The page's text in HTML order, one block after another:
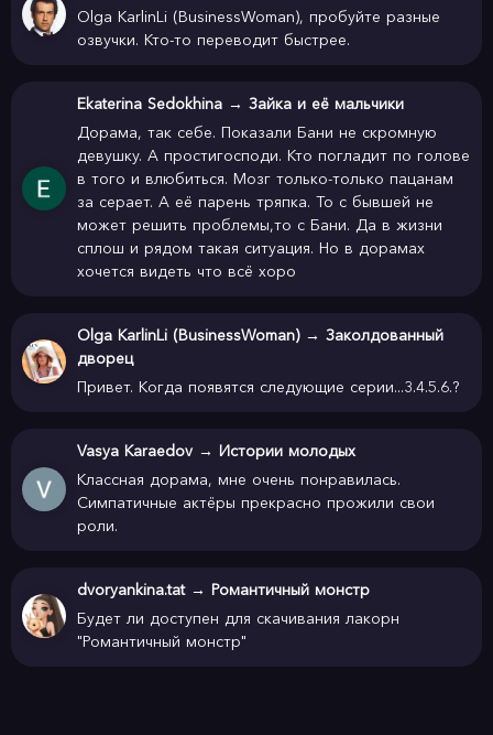
Olga KarlinLi (BusinessWoman), пробуйте разные
озвучки. Кто-то переводит быстрее.
Ekaterina Sedokhina → Зайка и её мальчики
Дорама, так себе. Показали Бани не скромную
девушку. А простигосподи. Кто погладит по голове
в того и влюбиться. Мозг только-только пацанам
за серает. А её парень тряпка. То с бывшей не
может решить проблемы,то с Бани. Да в жизни
сплош и рядом такая ситуация. Но в дорамах
хочется видеть что всё хоро
Olga KarlinLi (BusinessWoman) → Заколдованный
дворец
Привет. Когда появятся следующие серии...3.4.5.6.?
Vasya Karaedov → Истории молодых
Классная дорама, мне очень понравилась.
Симпатичные актёры прекрасно прожили свои
роли.
dvoryankina.tat → Романтичный монстр
Будет ли доступен для скачивания лакорн
"Романтичный монстр"